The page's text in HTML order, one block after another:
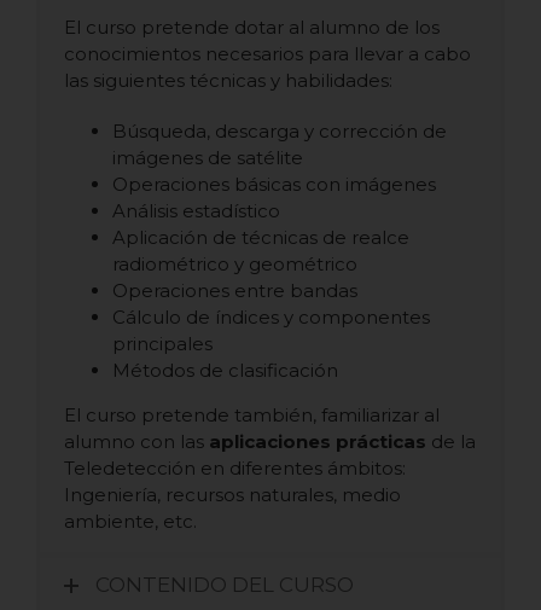
El curso pretende dotar al alumno de los
conocimientos necesarios para llevar a cabo
las siguientes técnicas y habilidades:
Búsqueda, descarga y corrección de
imágenes de satélite
Operaciones básicas con imágenes
Análisis estadístico
Aplicación de técnicas de realce
radiométrico y geométrico
Operaciones entre bandas
Cálculo de índices y componentes
principales
Métodos de clasificación
El curso pretende también, familiarizar al
alumno con las aplicaciones prácticas de la
Teledetección en diferentes ámbitos:
Ingeniería, recursos naturales, medio
ambiente, etc.
CONTENIDO DEL CURSO